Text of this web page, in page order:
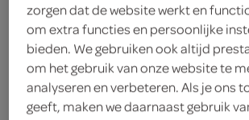
1.
85
30 Gram
zorgen dat de website werkt en
om extra functies en persoonlijke
bieden. We gebruiken ook altijd
om het gebruik van onze website te
analyseren en verbeteren. Als je ons
geeft, maken we daarnaast gebruik